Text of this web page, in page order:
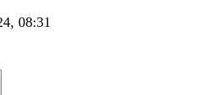
08:31